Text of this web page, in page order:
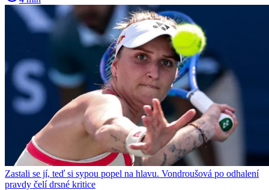
Zastali se jí, teď si sypou popel na hlavu. Vondroušová po odhalení
pravdy čelí drsné kritice